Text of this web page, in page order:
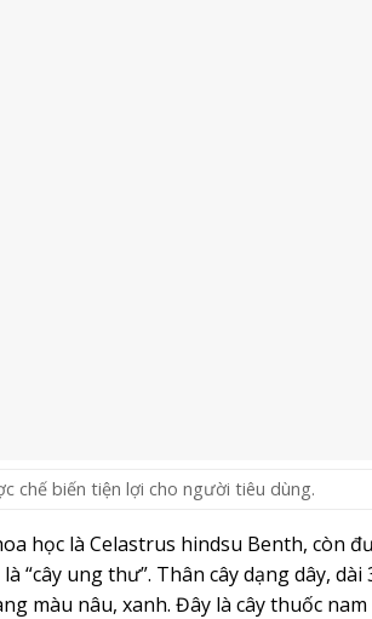
chế biến tiện lợi cho người tiêu dùng.
học là Celastrus hindsu Benth, còn
“cây ung thư”. Thân cây dạng dây, dài
màu nâu, xanh. Đây là cây thuốc